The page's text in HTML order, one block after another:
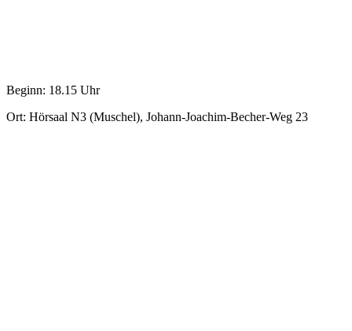
Beginn: 18.15 Uhr
Ort: Hörsaal N3 (Muschel), Johann-Joachim-Becher-Weg 23